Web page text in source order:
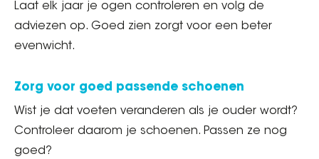
Laat elk jaar je ogen controleren en volg de
adviezen op. Goed zien zorgt voor een beter
evenwicht.
Zorg voor goed passende schoenen
Wist je dat voeten veranderen als je ouder wordt?
Controleer daarom je schoenen. Passen ze nog
goed?